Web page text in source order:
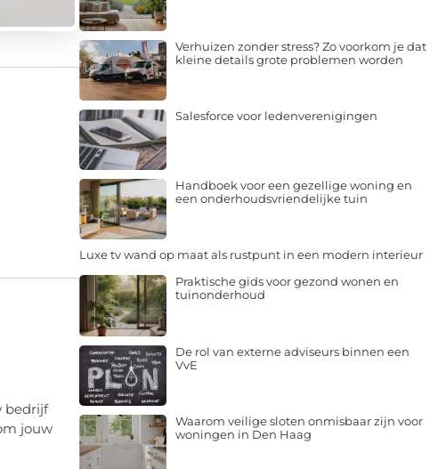
bedrijf
jouw
Verhuizen zonder stress? Zo voorkom je dat
kleine details grote problemen worden
Salesforce voor ledenverenigingen
Handboek voor een gezellige woning en
een onderhoudsvriendelijke tuin
Luxe tv wand op maat als rustpunt in een modern interieur
Praktische gids voor gezond wonen en
tuinonderhoud
De rol van externe adviseurs binnen een
VvE
Waarom veilige sloten onmisbaar zijn voor
woningen in Den Haag